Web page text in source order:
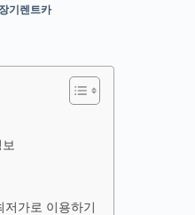
장기렌트카
저가로 이용하기